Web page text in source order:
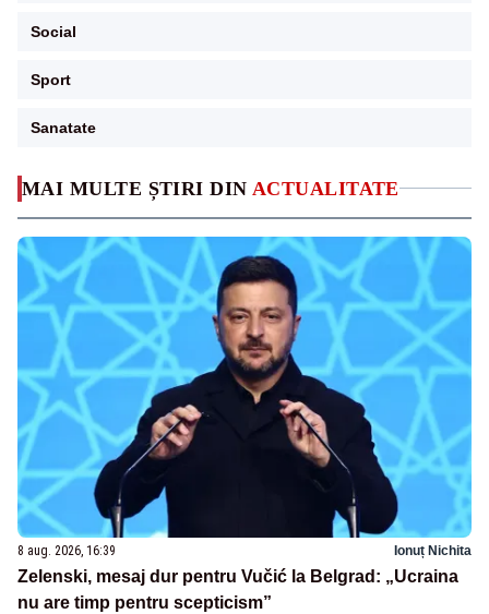
MAI MULTE ȘTIRI DIN ACTUALITATE
8 aug. 2026, 16:39 Ionuț Nichita
Zelenski, mesaj dur pentru Vučić la Belgrad: „Ucraina
nu are timp pentru scepticism”
Social
Sport
Sanatate